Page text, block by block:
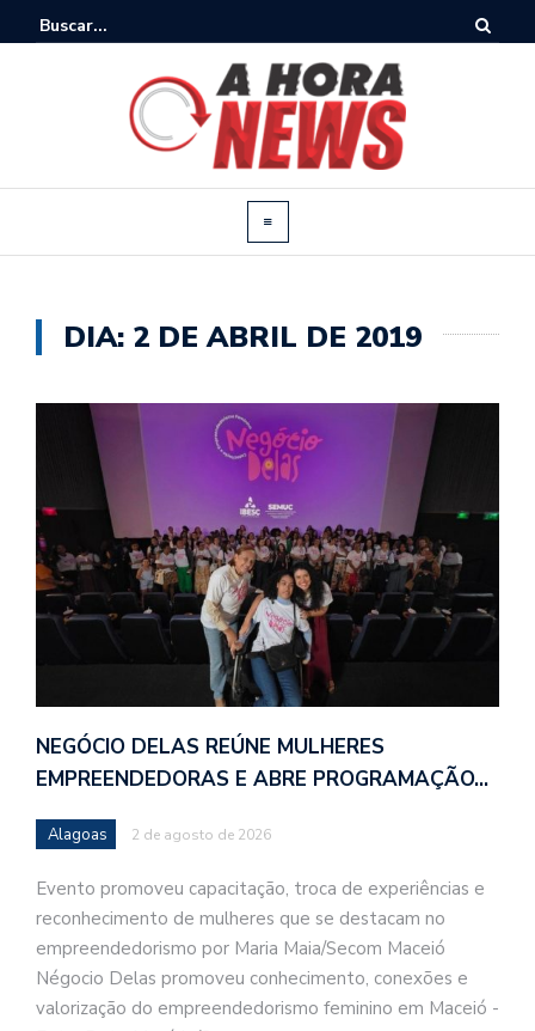
DIA: 2 DE ABRIL DE 2019
NEGÓCIO DELAS REÚNE MULHERES
EMPREENDEDORAS E ABRE PROGRAMAÇÃO…
Alagoas 2 de agosto de 2026
Evento promoveu capacitação, troca de experiências e
reconhecimento de mulheres que se destacam no
empreendedorismo por Maria Maia/Secom Maceió
Négocio Delas promoveu conhecimento, conexões e
valorização do empreendedorismo feminino em Maceió -